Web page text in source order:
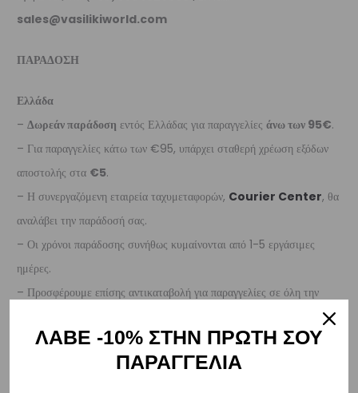
sales@vasilikiworld.com
ΠΑΡΑΔΟΣΗ
Ελλάδα
– Δωρεάν παράδοση εντός Ελλάδας για παραγγελίες άνω των 95€.
– Για παραγγελίες κάτω των €95, υπάρχει σταθερή χρέωση εξόδων
αποστολής στα €5.
– Η συνεργαζόμενη εταιρεία ταχυμεταφορών, Courier Center, θα
αναλάβει την παράδοσή σας.
– Οι χρόνοι παράδοσης συνήθως κυμαίνονται από 1-5 εργάσιμες
ημέρες.
– Προσφέρουμε επίσης αντικαταβολή για παραγγελίες σε όλη την
ΛΑΒΕ -10% ΣΤΗΝ ΠΡΩΤΗ ΣΟΥ
ΠΑΡΑΓΓΕΛΙΑ